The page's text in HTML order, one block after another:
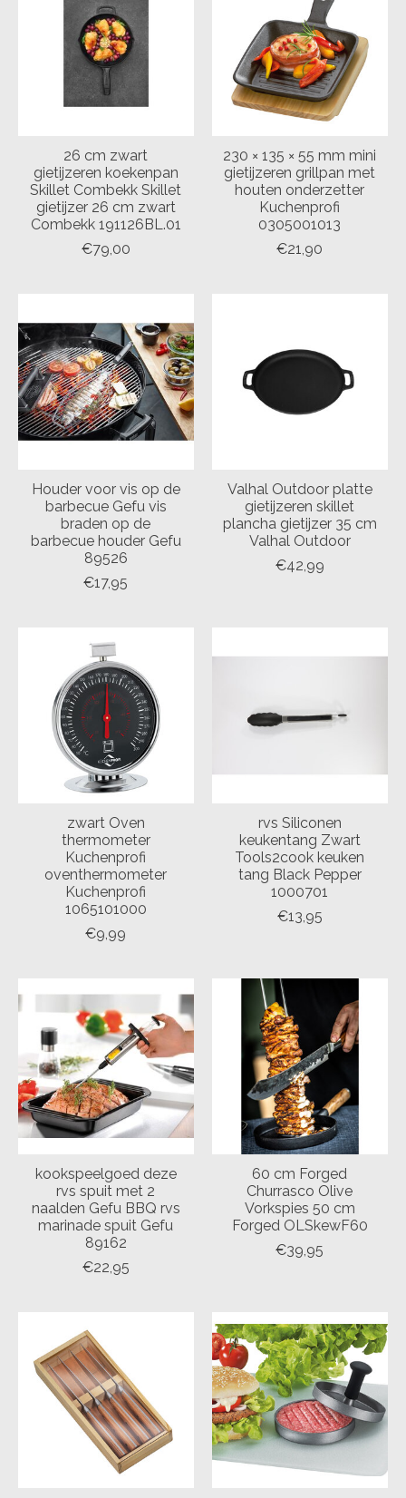
26 cm zwart
gietijzeren koekenpan
Skillet Combekk Skillet
gietijzer 26 cm zwart
Combekk 191126BL.01
€79,00
230 × 135 × 55 mm mini
gietijzeren grillpan met
houten onderzetter
Kuchenprofi
0305001013
€21,90
Houder voor vis op de
barbecue Gefu vis
braden op de
barbecue houder Gefu
89526
€17,95
Valhal Outdoor platte
gietijzeren skillet
plancha gietijzer 35 cm
Valhal Outdoor
€42,99
zwart Oven
thermometer
Kuchenprofi
oventhermometer
Kuchenprofi
1065101000
€9,99
rvs Siliconen
keukentang Zwart
Tools2cook keuken
tang Black Pepper
1000701
€13,95
kookspeelgoed deze
rvs spuit met 2
naalden Gefu BBQ rvs
marinade spuit Gefu
89162
€22,95
60 cm Forged
Churrasco Olive
Vorkspies 50 cm
Forged OLSkewF60
€39,95